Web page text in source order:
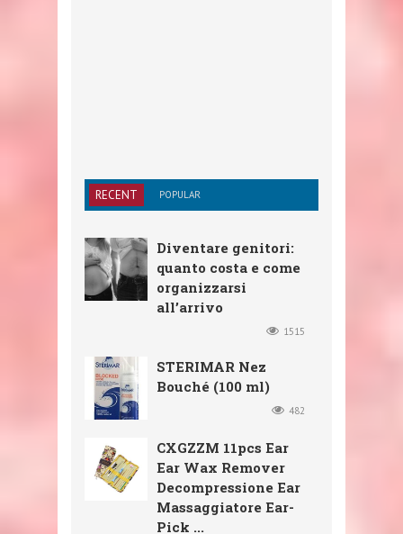
RECENT POPULAR
Diventare genitori:
quanto costa e come
organizzarsi
all’arrivo
1515
STERIMAR Nez
Bouché (100 ml)
482
CXGZZM 11pcs Ear
Ear Wax Remover
Decompressione Ear
Massaggiatore Ear-
Pick ...